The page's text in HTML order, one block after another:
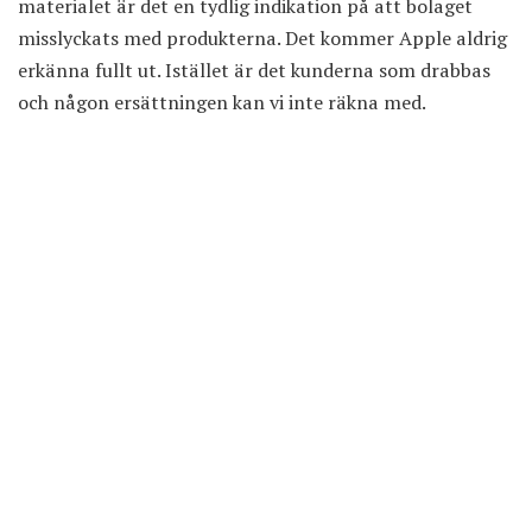
materialet är det en tydlig indikation på att bolaget
misslyckats med produkterna. Det kommer Apple aldrig
erkänna fullt ut. Istället är det kunderna som drabbas
och någon ersättningen kan vi inte räkna med.